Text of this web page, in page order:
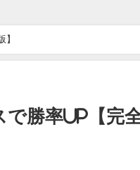
】
勝率UP【完